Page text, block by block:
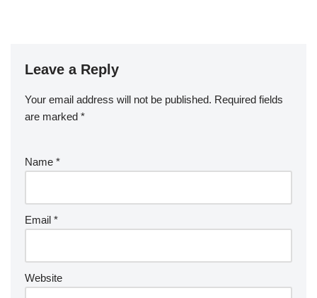
Leave a Reply
Your email address will not be published. Required fields
are marked *
Name *
Email *
Website